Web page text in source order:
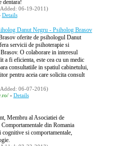
dentara!
06-19-2011)
Details
Danut Negru - Psiholog Brasov
oferite de psihologul Danut
servicii de psihoterapie si
O colaborare in interesul
a fi eficienta, este cea cu un medic
consultatiile in spatiul cabinetului,
pentru aceia care solicita consult
06-07-2016)
- Details
Membru al Asociatiei de
din Romania
si comportamentale,